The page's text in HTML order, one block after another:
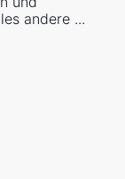
andere ...